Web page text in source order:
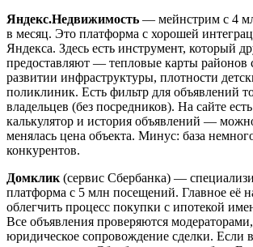
Яндекс.Недвижимость — мейнстрим с 4
в месяц. Это платформа с хорошей
Яндекса. Здесь есть инструмент, который
предоставляют — тепловые карты районов
развитии инфраструктуры, плотности
поликлиник. Есть фильтр для объявлений
владельцев (без посредников). На сайте
калькулятор и история объявлений —
менялась цена объекта. Минус: база
конкурентов.
Домклик (сервис Сбербанка) —
платформа с 5 млн посещений. Главное её
облегчить процесс покупки с ипотекой
Все объявления проверяются
юридическое сопровождение сделки. Если